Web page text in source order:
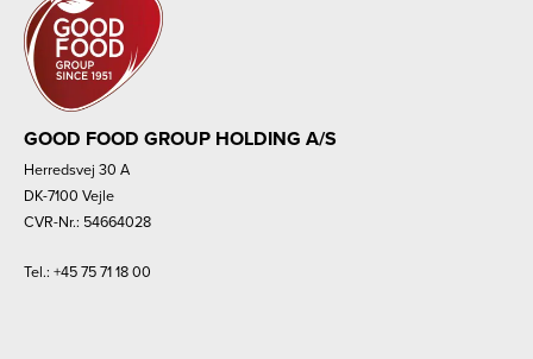
GOOD FOOD GROUP HOLDING A/S
Herredsvej 30 A
DK-7100 Vejle
CVR-Nr.: 54664028
Tel.: +45 75 71 18 00